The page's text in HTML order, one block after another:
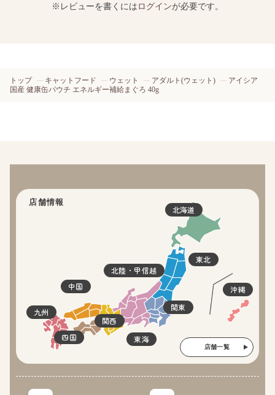
※レビューを書くにはログインが必要です。
トップ キャットフード ウェット アダルト(ウェット)
アイシア
国産 健康缶パウチ エネルギー補給まぐろ 40g
店舗情報
北海道
東北
関東
北陸・甲信越
東海
関西
四国
中国
九州
沖縄
店舗一覧